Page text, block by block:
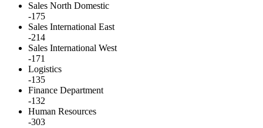
Sales North Domestic
-175
Sales International East
-214
Sales International West
-171
Logistics
-135
Finance Department
-132
Human Resources
-303